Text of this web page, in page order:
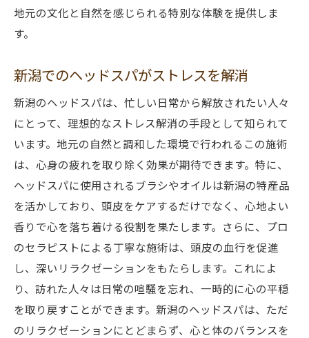
新潟で体験する究極のリラクゼーション
心と体を癒す新潟のヘッドスパ
新潟の環境が心身を整える
ヘッドスパで得る新たな活力
新潟の清らかな環境でのヘッドスパの効果
新潟の空気がもたらす癒し効果
自然に囲まれたスパでの体験
新潟の自然が導く究極の休息
清らかな環境での特別なケア
心身を癒す新潟の環境
地元の文化と自然を感じられる特別な体験を提供しま
す。
新潟でのヘッドスパがストレスを解消
新潟のヘッドスパは、忙しい日常から解放されたい人々
にとって、理想的なストレス解消の手段として知られて
います。地元の自然と調和した環境で行われるこの施術
は、心身の疲れを取り除く効果が期待できます。特に、
ヘッドスパに使用されるブラシやオイルは新潟の特産品
を活かしており、頭皮をケアするだけでなく、心地よい
香りで心を落ち着ける役割を果たします。さらに、プロ
のセラピストによる丁寧な施術は、頭皮の血行を促進
し、深いリラクゼーションをもたらします。これによ
り、訪れた人々は日常の喧騒を忘れ、一時的に心の平穏
を取り戻すことができます。新潟のヘッドスパは、ただ
のリラクゼーションにとどまらず、心と体のバランスを